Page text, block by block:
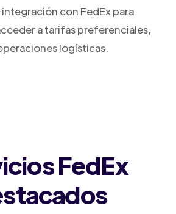
con FedEx para
a tarifas preferenciales,
logísticas.
FedEx